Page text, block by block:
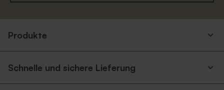
Eukalyptus Umschlag mit
spitzer Klappe
Produkte
Schnelle und sichere Lieferung